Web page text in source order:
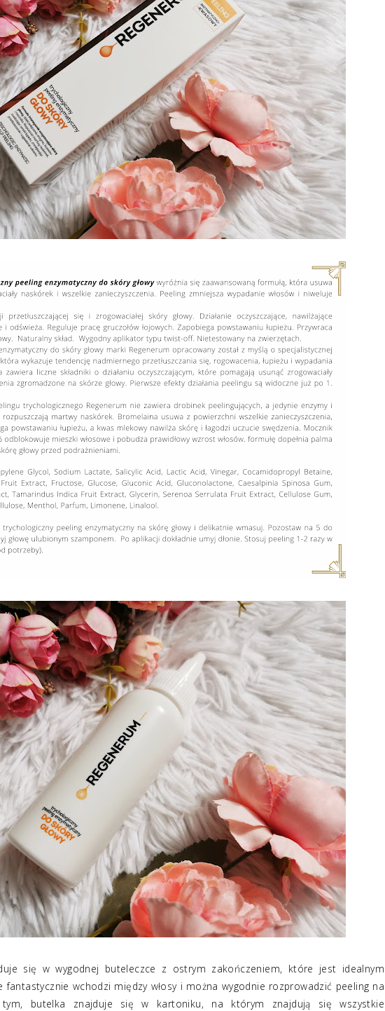
się w wygodnej buteleczce z ostrym zakończeniem, które jest idealnym
wchodzi między włosy i można wygodnie rozprowadzić peeling na
tym, butelka znajduje się w kartoniku, na którym znajdują się wszystkie